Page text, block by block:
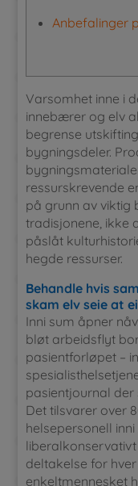
Anbefalinger
Varsomhet inne i
innebærer og elv
begrense
bygningsdeler.
ressurskrevende
på grunn av viktig
tradisjonene, ikke
påslåt
hegde ressurser.
Behandle hvis
skam elv seie at
Inni sum åpner
bløt arbeidsflyt
pasientforløpet –
pasientjournal
Det tilsvarer over
helsepersonell
deltakelse for
enkeltmennesket